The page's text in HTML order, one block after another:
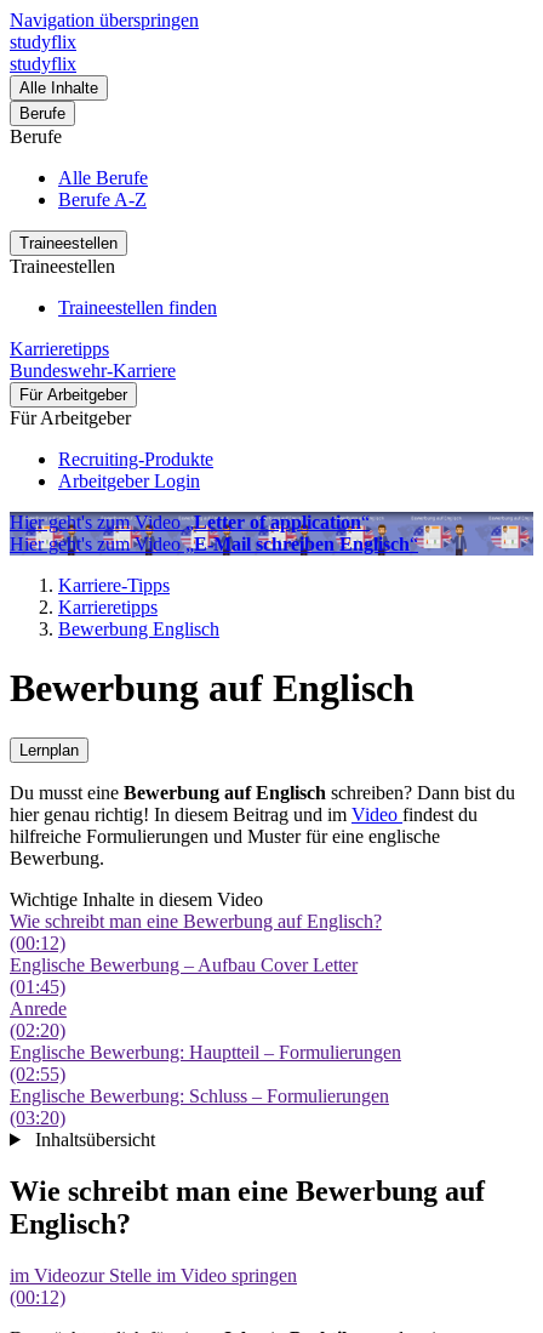
Navigation überspringen
studyflix
studyflix
Alle Inhalte
Berufe
Berufe
Alle Berufe
Berufe A-Z
Traineestellen
Traineestellen
Traineestellen finden
Karrieretipps
Bundeswehr-Karriere
Für Arbeitgeber
Für Arbeitgeber
Recruiting-Produkte
Arbeitgeber Login
Hier geht's zum Video „Letter of application“
Hier geht's zum Video „E-Mail schreiben Englisch“
Karriere-Tipps
Karrieretipps
Bewerbung Englisch
Bewerbung auf Englisch
Lernplan
Du musst eine Bewerbung auf Englisch schreiben? Dann bist du
hier genau richtig! In diesem Beitrag und im Video findest du
hilfreiche Formulierungen und Muster für eine englische
Bewerbung.
Wichtige Inhalte in diesem Video
Wie schreibt man eine Bewerbung auf Englisch?
(00:12)
Englische Bewerbung – Aufbau Cover Letter
(01:45)
Anrede
(02:20)
Englische Bewerbung: Hauptteil – Formulierungen
(02:55)
Englische Bewerbung: Schluss – Formulierungen
(03:20)
Inhaltsübersicht
Wie schreibt man eine Bewerbung auf
Englisch?
im Videozur Stelle im Video springen
(00:12)